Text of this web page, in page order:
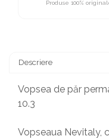
Produse 100%
Descriere
Vopsea de păr
10.3
Vopseaua Nevitaly,